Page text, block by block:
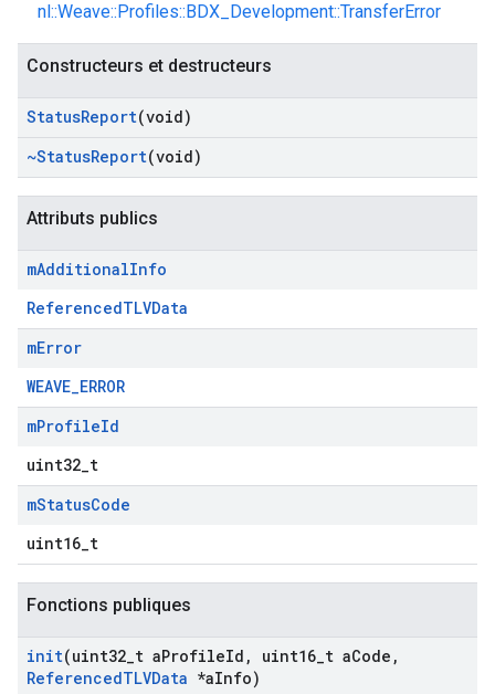
nl::Weave::Profiles::BDX_Development::TransferError
Constructeurs et destructeurs
StatusReport(void)
~StatusReport(void)
Attributs publics
mAdditionalInfo
ReferencedTLVData
mError
WEAVE_ERROR
mProfileId
uint32_t
mStatusCode
uint16_t
Fonctions publiques
init(uint32 t aProfileId , uint16 t aCode ,
ReferencedTLVData *aInfo)